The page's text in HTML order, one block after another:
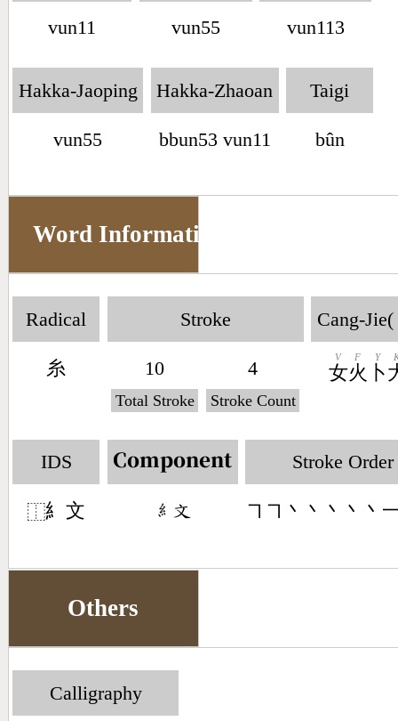
vun11 vun55 vun113
Hakka-Jaoping
vun55
Hakka-Zhaoan
bbun53 vun11
Taigi
bûn
Word Information
Radical
糸
Stroke
10
Total Stroke
4
Stroke Count
Cang-Jie(
女
V
火
F
卜
Y
IDS
⿰糹文
Component
󶆠󶃶
Stroke Order
㇕㇕丶丶丶丶丶
Others
Calligraphy